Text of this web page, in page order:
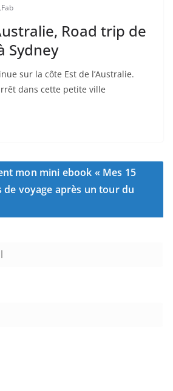
Fab
Road trip de
Sydney
sur la côte Est de l’Australie.
dans cette petite ville
mon mini ebook « Mes 15
de voyage après un tour du